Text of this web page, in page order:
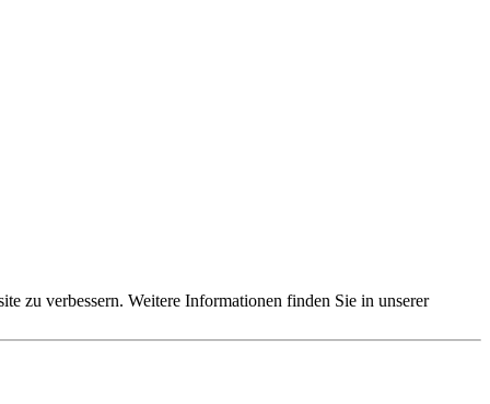
zu verbessern. Weitere Informationen finden Sie in unserer